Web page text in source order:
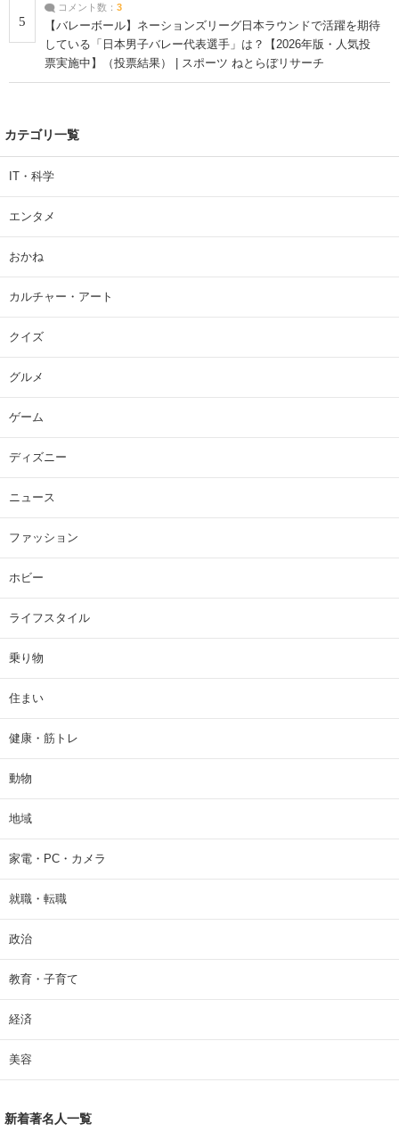
5
コメント数： 3
【バレーボール】ネーションズリーグ日本ラウンドで活躍を期待
している「日本男子バレー代表選手」は？【2026年版・人気投
票実施中】（投票結果） | スポーツ ねとらぼリサーチ
カテゴリ一覧
IT・科学
エンタメ
おかね
カルチャー・アート
クイズ
グルメ
ゲーム
ディズニー
ニュース
ファッション
ホビー
ライフスタイル
乗り物
住まい
健康・筋トレ
動物
地域
家電・PC・カメラ
就職・転職
政治
教育・子育て
経済
美容
新着著名人一覧